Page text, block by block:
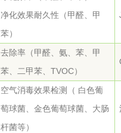
净化效果耐久性（甲醛、甲
苯）
去除率（甲醛、氨、苯、甲
苯、二甲苯、TVOC）
空气消毒效果检测（ 白色葡
萄球菌、金色葡萄球菌、大肠
杆菌等）
清洗剂检测
洗手液检测